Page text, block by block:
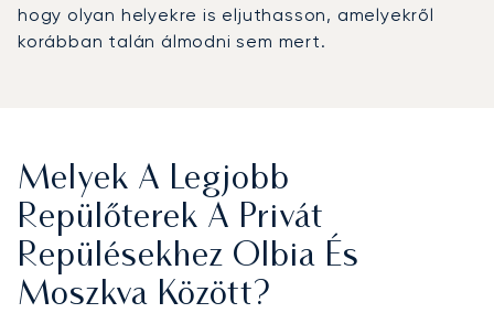
hogy olyan helyekre is eljuthasson, amelyekről
korábban talán álmodni sem mert.
Melyek A Legjobb
Repülőterek A Privát
Repülésekhez Olbia És
Moszkva Között?